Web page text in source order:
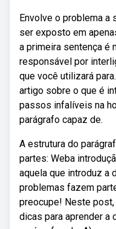
Envolve o problema a
ser exposto em
a primeira sentença é
responsável por
que você utilizará
artigo sobre o que é
passos infalíveis na
parágrafo capaz de.
A estrutura do
partes: Weba
aquela que introduz a
problemas fazem
preocupe! Neste
dicas para aprender a